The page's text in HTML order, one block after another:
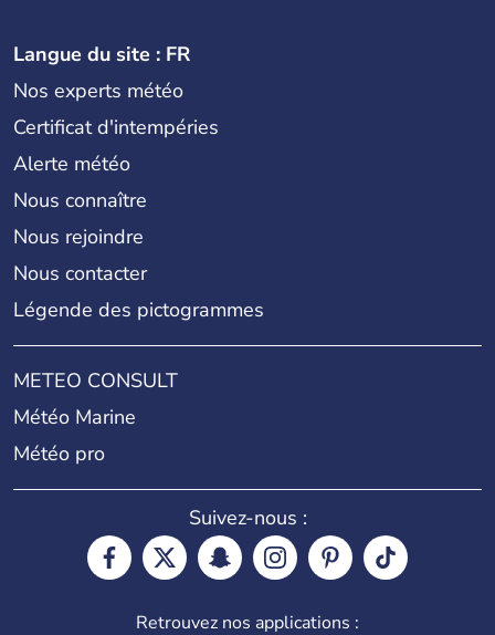
Langue du site : FR
Nos experts météo
Certificat d'intempéries
Alerte météo
Nous connaître
Nous rejoindre
Nous contacter
Légende des pictogrammes
METEO CONSULT
Météo Marine
Météo pro
Suivez-nous :
Retrouvez nos applications :